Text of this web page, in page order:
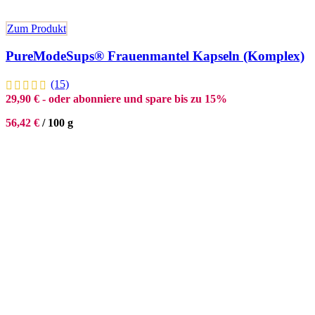
Zum Produkt
PureModeSups® Frauenmantel Kapseln (Komplex)
(15)
29,90 € - oder abonniere und spare bis zu 15%
56,42 € / 100 g